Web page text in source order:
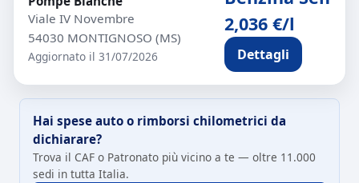
Viale IV Novembre
54030 MONTIGNOSO (MS)
Aggiornato il 31/07/2026
2,036 €/l
Dettagli
Hai spese auto o rimborsi chilometrici da
dichiarare?
Trova il CAF o Patronato più vicino a te — oltre 11.000
sedi in tutta Italia.